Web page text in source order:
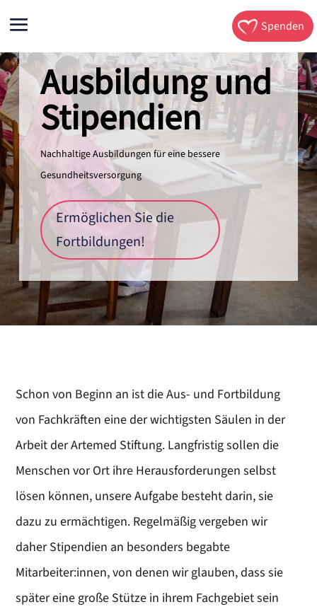
Spenden
Ausbildung und
Stipendien
Nachhaltige Ausbildungen für eine bessere
Gesundheitsversorgung
Ermöglichen Sie die
Fortbildungen!
Schon von Beginn an ist die Aus- und Fortbildung
von Fachkräften eine der wichtigsten Säulen in der
Arbeit der Artemed Stiftung. Langfristig sollen die
Menschen vor Ort ihre Herausforderungen selbst
lösen können, unsere Aufgabe besteht darin, sie
dazu zu ermächtigen. Regelmäßig vergeben wir
daher Stipendien an besonders begabte
Mitarbeiter:innen, von denen wir glauben, dass sie
später eine große Stütze in ihrem Fachgebiet sein